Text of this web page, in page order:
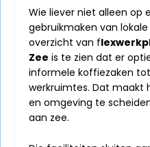
Wie liever niet alleen op
gebruikmaken van
overzicht van f
Zee is te zien dat er
informele koffiezaken
werkruimtes. Dat maakt
en omgeving te
aan zee.